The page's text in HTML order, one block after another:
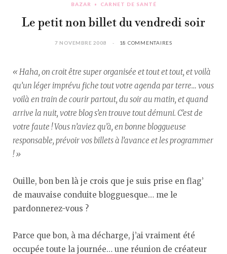
o r
BAZAR CARNET DE SANTÉ
Le petit non billet du vendredi soir
7 NOVEMBRE 2008 18 COMMENTAIRES
« Haha, on croit être super organisée et tout et tout, et voilà
qu’un léger imprévu fiche tout votre agenda par terre… vous
voilà en train de courir partout, du soir au matin, et quand
arrive la nuit, votre blog s’en trouve tout démuni. C’est de
votre faute ! Vous n’aviez qu’à, en bonne bloggueuse
responsable, prévoir vos billets à l’avance et les programmer
! »
Ouille, bon ben là je crois que je suis prise en flag’
de mauvaise conduite blogguesque… me le
pardonnerez-vous ?
Parce que bon, à ma décharge, j’ai vraiment été
occupée toute la journée… une réunion de créateur